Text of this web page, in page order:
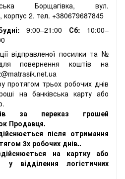
Борщагівка, вул.
корпус 2. тел. +380679687845
9:00–21:00 Сб: 10:00–
відправленої посилки та №
повернення коштів на
протягом трьох робочих днів
на банківська карту або
за переказ грошей
Продавця.
після отримання
3х робочих днів..
на картку або
відділення логістичних